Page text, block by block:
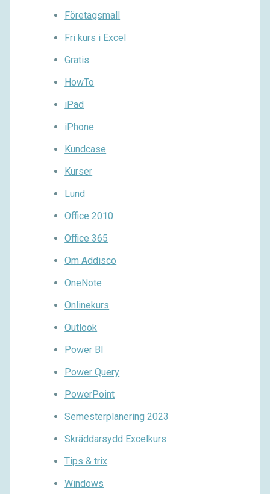
Företagsmall
Fri kurs i Excel
Gratis
HowTo
iPad
iPhone
Kundcase
Kurser
Lund
Office 2010
Office 365
Om Addisco
OneNote
Onlinekurs
Outlook
Power BI
Power Query
PowerPoint
Semesterplanering 2023
Skräddarsydd Excelkurs
Tips & trix
Windows